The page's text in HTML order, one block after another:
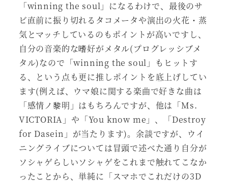
「winning the soul」になるわけで、最後のサ
ビ直前に振り切れるタコメータや演出の火花・蒸
気とマッチしているのもポイントが高いですし、
自分の音楽的な嗜好がメタル(プログレッシブメ
タル)なので「winning the soul」もヒットす
る、という点も更に推しポイントを底上げしてい
ます(例えば、ウマ娘に関する楽曲で好きな曲は
「感情ノ黎明」はもちろんですが、他は「Ms.
VICTORIA」や「You know me」、「Destroy
for Dasein」が当たります)。余談ですが、ウイ
ニングライブについては冒頭で述べた通り自分が
ソシャゲらしいソシャゲをこれまで触れてこなか
ったことから、単純に「スマホでこれだけの3D